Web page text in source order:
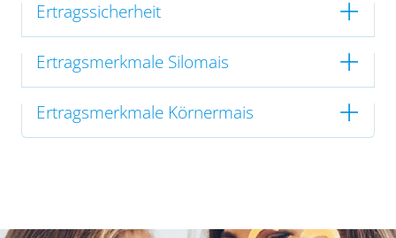
Ertragssicherheit
Ertragsmerkmale Silomais
Ertragsmerkmale Körnermais